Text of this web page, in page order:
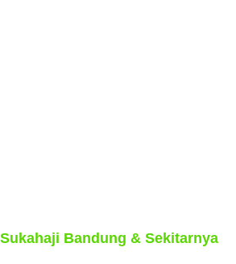
Bandung & Sekitarnya